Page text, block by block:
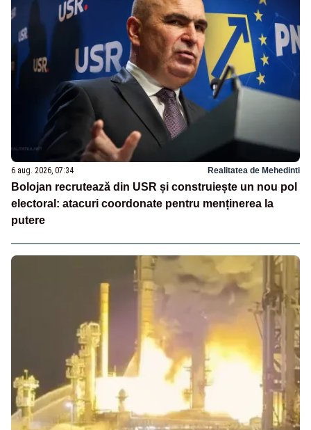
6 aug. 2026, 07:34 Realitatea de Mehedinti
Bolojan recrutează din USR și construiește un nou pol
electoral: atacuri coordonate pentru menținerea la
putere